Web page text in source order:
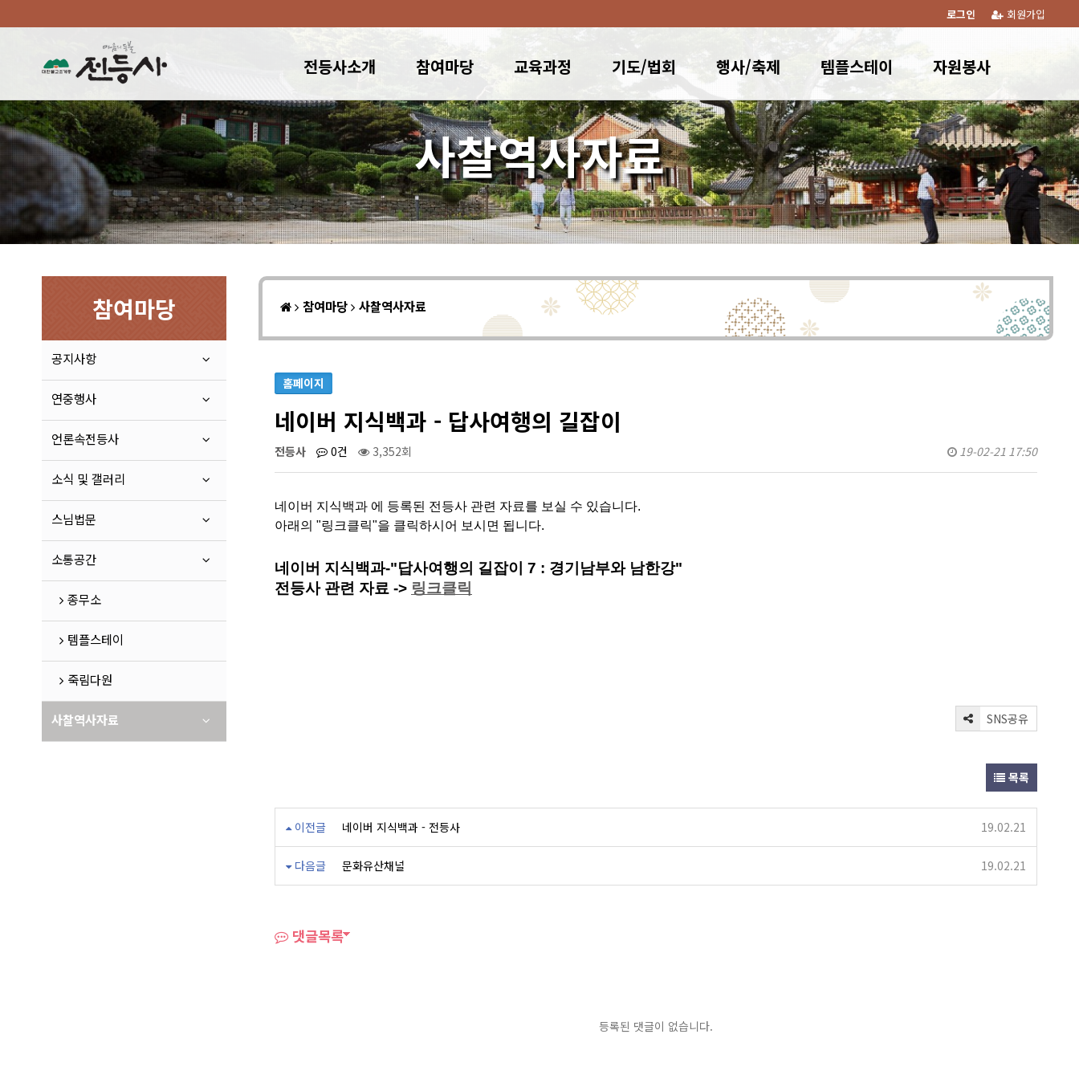
회원가입
로그인
전등사소개 참여마당 교육과정 기도/법회 행사/축제 템플스테이 자원봉사
사찰역사자료
참여마당
공지사항
연중행사
언론속전등사
소식 및 갤러리
스님법문
소통공간
종무소
템플스테이
죽림다원
사찰역사자료
참여마당 사찰역사자료
홈페이지
네이버 지식백과 - 답사여행의 길잡이
전등사 0건 3,352회 19-02-21 17:50
네이버 지식백과 에 등록된 전등사 관련 자료를 보실 수 있습니다.
아래의 "링크클릭"을 클릭하시어 보시면 됩니다.
네이버 지식백과-"답사여행의 길잡이 7 : 경기남부와 남한강"
전등사 관련 자료 -> 링크클릭
SNS공유
목록
이전글 네이버 지식백과 - 전등사 19.02.21
다음글 문화유산채널 19.02.21
댓글목록
등록된 댓글이 없습니다.